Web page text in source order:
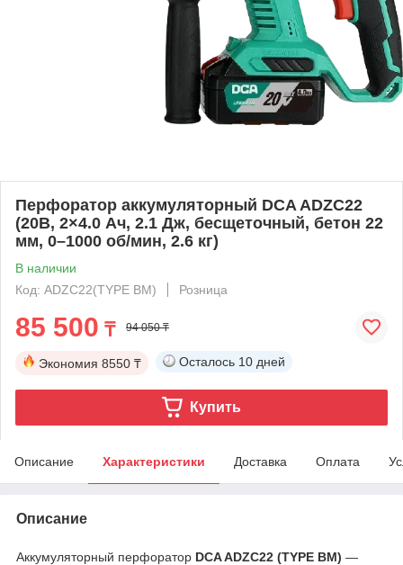
Перфоратор аккумуляторный DCA ADZC22
(20В, 2×4.0 Ач, 2.1 Дж, бесщеточный, бетон 22
мм, 0–1000 об/мин, 2.6 кг)
В наличии
Код: ADZC22(TYPE BM)
Розница
85 500 ₸ 94 050 ₸
Экономия 8550 ₸ Осталось 10 дней
Купить
Описание Характеристики Доставка Оплата
Описание
Аккумуляторный перфоратор DCA ADZC22 (TYPE BM) —